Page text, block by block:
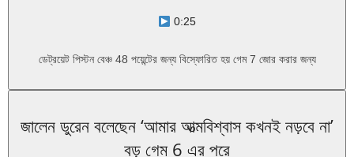
0:25
ডেট্রয়েট পিস্টন বেঞ্চ 48 পয়েন্টের জন্য বিস্ফোরিত হয় গেম 7 জোর করার জন্য
জালেন ডুরেন বলেছেন ‘আমার আত্মবিশ্বাস কখনই নড়বে না’
বড় গেম 6 এর পরে